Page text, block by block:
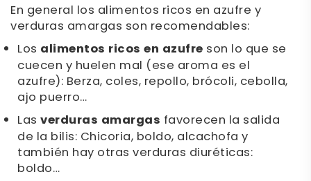
En general los alimentos ricos en azufre y
verduras amargas son recomendables:
Los alimentos ricos en azufre son lo que se
cuecen y huelen mal (ese aroma es el
azufre): Berza, coles, repollo, brócoli, cebolla,
ajo puerro…
Las verduras amargas favorecen la salida
de la bilis: Chicoria, boldo, alcachofa y
también hay otras verduras diuréticas:
boldo…